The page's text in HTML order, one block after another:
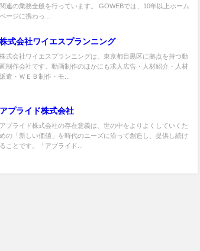
関連の業務全般を行っています。 GOWEBでは、10年以上ホーム
ページに携わっ...
株式会社ワイエスプランニング
株式会社ワイエスプランニングは、​東京都目黒区に拠点を持つ動
画制作会社です。動画制作のほかにも求人広告・人材紹介・人材
派遣・ＷＥＢ制作・モ...
アプライド株式会社
アプライド株式会社の存在意義は、世の中をよりよくしていくた
めの「新しい価値」を時代のニーズに沿って創造し、提供し続け
ることです。「アプライド...